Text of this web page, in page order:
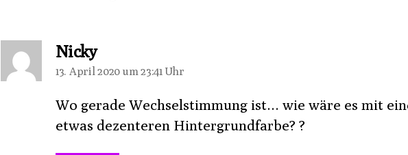
Nickysagt:
13. April 2020 um 23:41 Uhr
Wo gerade Wechselstimmung ist… wie wäre es mit
etwas dezenteren Hintergrundfarbe? ?